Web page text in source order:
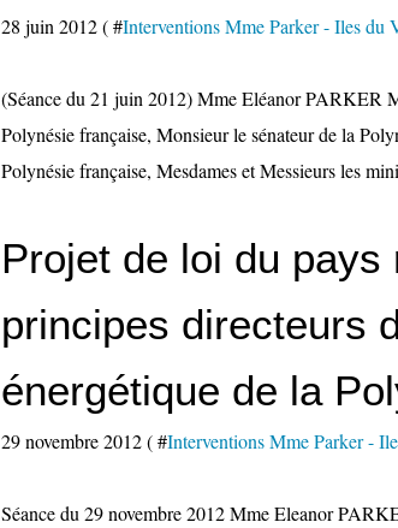
28 juin 2012 ( #Interventions Mme Parker - Iles du
(Séance du 21 juin 2012) Mme Eléanor PARKER
Polynésie française, Monsieur le sénateur de la
Polynésie française, Mesdames et Messieurs les
Projet de loi du pays
principes directeurs
énergétique de la
29 novembre 2012 ( #Interventions Mme Parker -
Séance du 29 novembre 2012 Mme Eleanor